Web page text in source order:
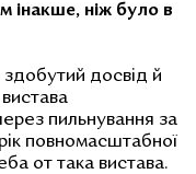
інакше, ніж було в
досвід й
пильнування за
повномасштабної
от така вистава.